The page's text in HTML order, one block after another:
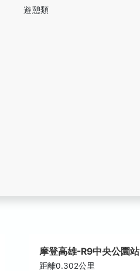
遊憩類
摩登高雄-R9中央公園站
距離0.302公里